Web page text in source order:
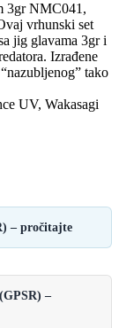
3gr NMC041,
vrhunski set
jig glavama 3gr i
Izrađene
tako
UV, Wakasagi
– pročitajte
–